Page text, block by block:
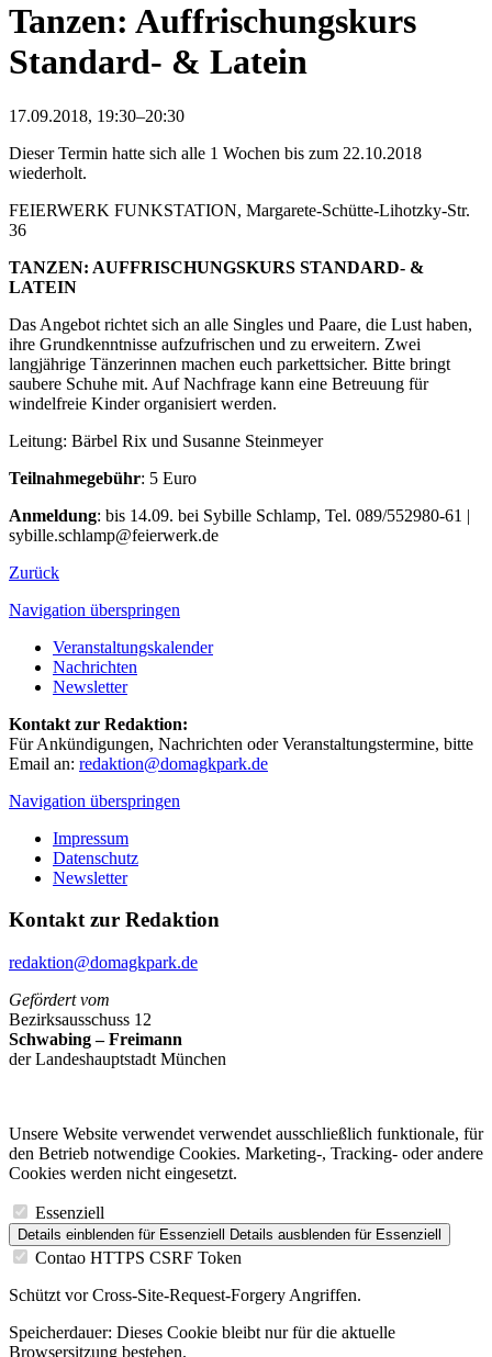
Tanzen: Auffrischungskurs
Standard- & Latein
17.09.2018, 19:30–20:30
Dieser Termin hatte sich alle 1 Wochen bis zum 22.10.2018
wiederholt.
FEIERWERK FUNKSTATION, Margarete-Schütte-Lihotzky-Str.
36
TANZEN: AUFFRISCHUNGSKURS STANDARD- &
LATEIN
Das Angebot richtet sich an alle Singles und Paare, die Lust haben,
ihre Grundkenntnisse aufzufrischen und zu erweitern. Zwei
langjährige Tänzerinnen machen euch parkettsicher. Bitte bringt
saubere Schuhe mit. Auf Nachfrage kann eine Betreuung für
windelfreie Kinder organisiert werden.
Leitung: Bärbel Rix und Susanne Steinmeyer
Teilnahmegebühr: 5 Euro
Anmeldung: bis 14.09. bei Sybille Schlamp, Tel. 089/552980-61 |
sybille.schlamp@feierwerk.de
Zurück
Navigation überspringen
Veranstaltungskalender
Nachrichten
Newsletter
Kontakt zur Redaktion:
Für Ankündigungen, Nachrichten oder Veranstaltungstermine, bitte
Email an: redaktion@domagkpark.de
Navigation überspringen
Impressum
Datenschutz
Newsletter
Kontakt zur Redaktion
redaktion@domagkpark.de
Gefördert vom
Bezirksausschuss 12
Schwabing – Freimann
der Landeshauptstadt München
Unsere Website verwendet verwendet ausschließlich funktionale, für
den Betrieb notwendige Cookies. Marketing-, Tracking- oder andere
Cookies werden nicht eingesetzt.
Essenziell
Details einblenden für Essenziell Details ausblenden für Essenziell
Contao HTTPS CSRF Token
Schützt vor Cross-Site-Request-Forgery Angriffen.
Speicherdauer: Dieses Cookie bleibt nur für die aktuelle
Browsersitzung bestehen.